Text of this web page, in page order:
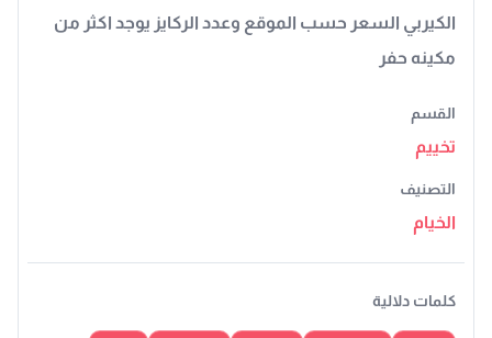
الكيربي السعر حسب الموقع وعدد الركايز يوجد اكثر من
مكينه حفر
القسم
تخييم
التصنيف
الخيام
كلمات دلالية